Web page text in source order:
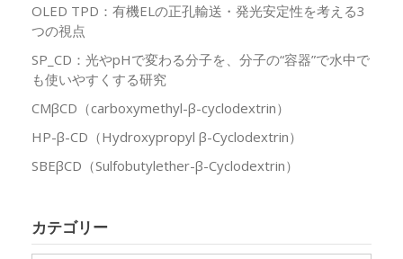
OLED TPD：有機ELの正孔輸送・発光安定性を考える3
つの視点
SP_CD：光やpHで変わる分子を、分子の“容器”で水中で
も使いやすくする研究
CMβCD（carboxymethyl-β-cyclodextrin）
HP-β-CD（Hydroxypropyl β-Cyclodextrin）
SBEβCD（Sulfobutylether-β-Cyclodextrin）
カテゴリー